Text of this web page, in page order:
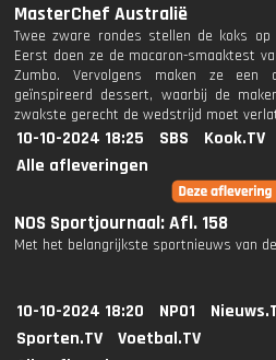
MasterChef Australië
Twee zware rondes stellen de koks
Eerst doen ze de macaron-smaaktest
Zumbo. Vervolgens maken ze een
geïnspireerd dessert, waarbij de
zwakste gerecht de wedstrijd moet
10-10-2024 18:25 SBS
Kook.TV
Alle afleveringen
NOS Sportjournaal: Afl. 158
Met het belangrijkste sportnieuws van
10-10-2024 18:20 NPO1
Sporten.TV
Voetbal.TV